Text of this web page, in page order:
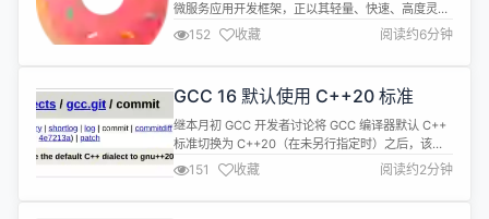
微服务应用开发框架，正以其轻量、快速、高度灵活
的特性获得越来越多的关注。与 Spring/Spring
Boot 等早期框架诞生于 Java EE（现 Jakarta EE）
的生态背景不同，Solon 从一开始就明确地选择了不
选择，构成了 Sol...
152 收藏 阅读约6分钟
GCC 16 默认使用 C++20 标准
继本月初 GCC 开发者讨论将 GCC 编译器默认 C++
标准切换为 C++20（在未另行指定时）之后，该变
更现已正式实施。当前合并的变更将默认编译器标准
从 C++17/GNU++17 调整为 C++20（准确说是
GNU++20 dialect），适用于未另行指定的 C++ 代
151 收藏 阅读约2分钟